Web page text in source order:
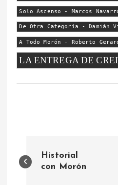
Solo Ascenso - Marcos
De Otra Categoría - Damián
A Todo Morón - Roberto
LA ENTREGA DE
a
Historial
con Morón